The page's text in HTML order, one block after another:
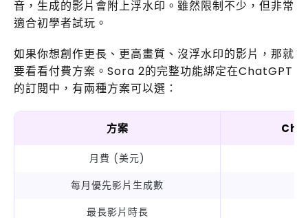
音，生成的影片會附上浮水印。雖然限制不少，但非常
適合初學者試玩。
如果你想創作更長、更高畫質、沒浮水印的影片，那就
要看看付費方案。Sora 2的完整功能綁定在ChatGPT
的訂閱中，有兩種方案可以選：
方案
月費 (美元)
每月優先影片生成數
最長影片時長